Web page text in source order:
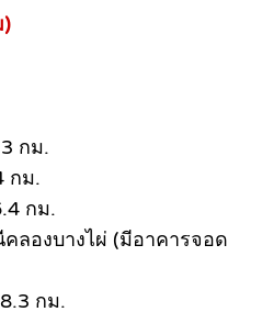
กม.
กม.
กม.
ลองบางไผ่ (มีอาคารจอด
กม.